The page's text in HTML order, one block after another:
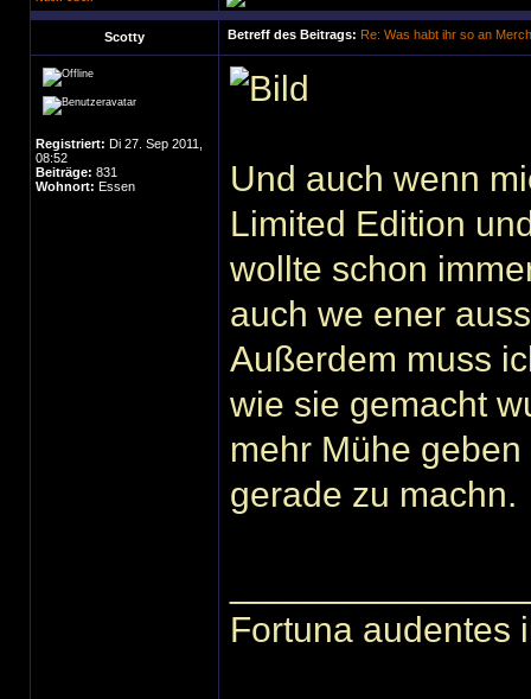
Scotty Betreff des Beitrags: Re: Was habt ihr so an
Registriert: Di 27. Sep 2011,
08:52
Beiträge: 831
Wohnort: Essen
Und auch wenn
Limited Edition
wollte schon
auch we ener
Außerdem muss
wie sie gemacht
mehr Mühe
gerade zu machn.
Fortuna audentes